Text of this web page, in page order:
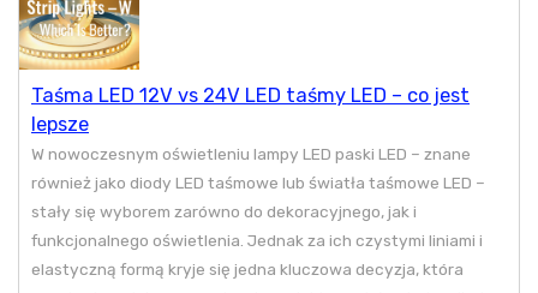
Taśma LED 12V vs 24V LED taśmy LED – co jest
lepsze
W nowoczesnym oświetleniu lampy LED paski LED – znane
również jako diody LED taśmowe lub światła taśmowe LED –
stały się wyborem zarówno do dekoracyjnego, jak i
funkcjonalnego oświetlenia. Jednak za ich czystymi liniami i
elastyczną formą kryje się jedna kluczowa decyzja, która